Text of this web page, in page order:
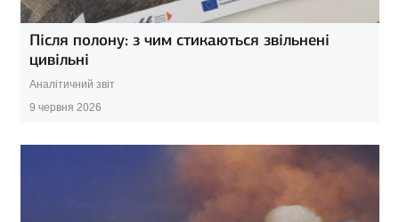
Після полону: з чим стикаються звільнені
цивільні
Аналітичний звіт
9 червня 2026